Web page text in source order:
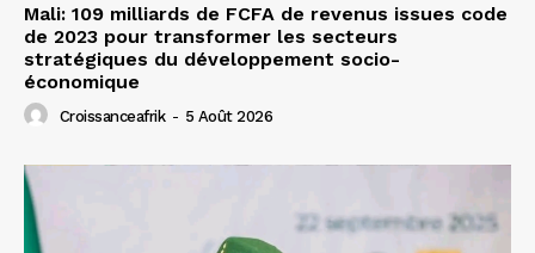
Mali: 109 milliards de FCFA de revenus issues code
de 2023 pour transformer les secteurs
stratégiques du développement socio-
économique
Croissanceafrik - 5 Août 2026